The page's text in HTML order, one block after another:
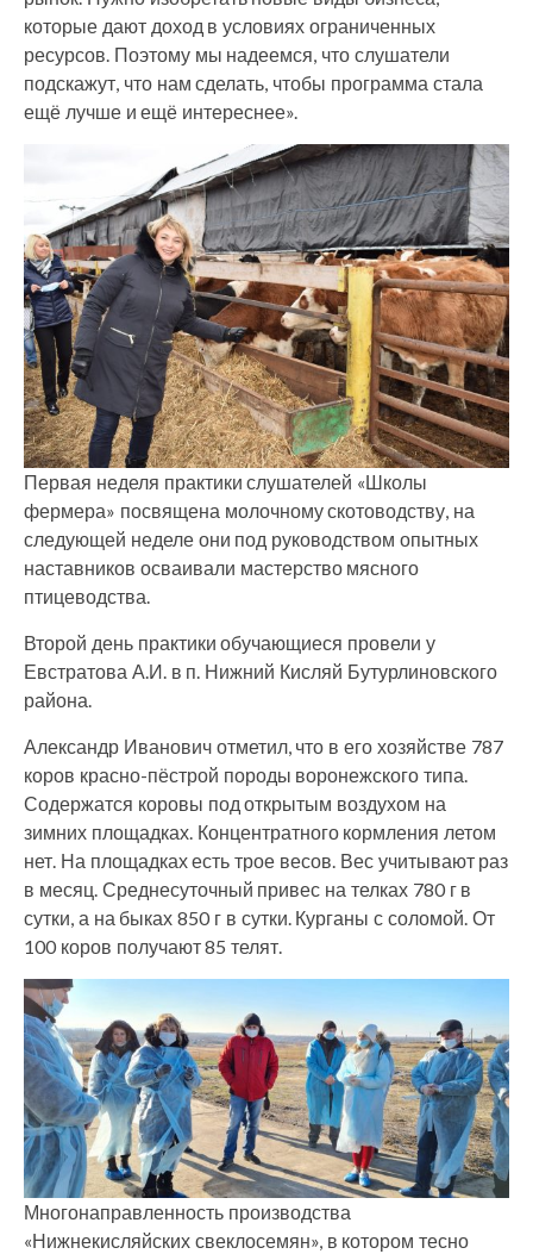
которые дают доход в условиях ограниченных
ресурсов. Поэтому мы надеемся, что слушатели
подскажут, что нам сделать, чтобы программа стала
ещё лучше и ещё интереснее».
Первая неделя практики слушателей «Школы
фермера» посвящена молочному скотоводству, на
следующей неделе они под руководством опытных
наставников осваивали мастерство мясного
птицеводства.
Второй день практики обучающиеся провели у
Евстратова А.И. в п. Нижний Кисляй Бутурлиновского
района.
Александр Иванович отметил, что в его хозяйстве 787
коров красно-пёстрой породы воронежского типа.
Содержатся коровы под открытым воздухом на
зимних площадках. Концентратного кормления летом
нет. На площадках есть трое весов. Вес учитывают раз
в месяц. Среднесуточный привес на телках 780 г в
сутки, а на быках 850 г в сутки. Курганы с соломой. От
100 коров получают 85 телят.
Многонаправленность производства
«Нижнекисляйских свеклосемян», в котором тесно